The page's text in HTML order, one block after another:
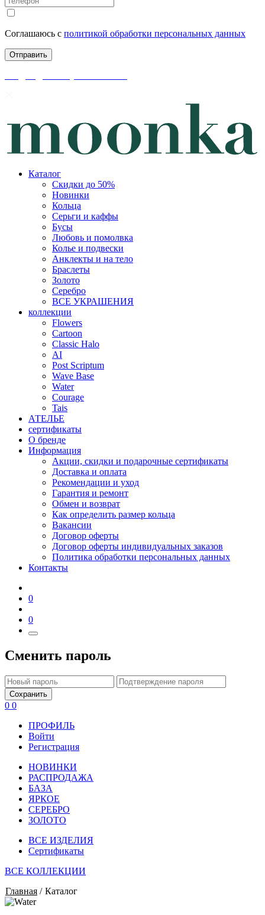
Соглашаюсь с политикой обработки персональных данных
Каталог
Скидки до 50%
Новинки
Кольца
Серьги и каффы
Бусы
Любовь и помолвка
Колье и подвески
Анклекты и на тело
Браслеты
Золото
Серебро
ВСЕ УКРАШЕНИЯ
коллекции
Flowers
Cartoon
Classic Halo
AI
Post Scriptum
Wave Base
Water
Courage
Tais
АТЕЛЬЕ
сертификаты
О бренде
Информация
Акции, скидки и подарочные сертификаты
Доставка и оплата
Рекомендации и уход
Гарантия и ремонт
Обмен и возврат
Как определить размер кольца
Вакансии
Договор оферты
Договор оферты индивидуальных заказов
Политика обработки персональных данных
Контакты
0
0
Сменить пароль
Сохранить
0 0
ПРОФИЛЬ
Войти
Регистрация
НОВИНКИ
РАСПРОДАЖА
БАЗА
ЯРКОЕ
СЕРЕБРО
ЗОЛОТО
ВСЕ ИЗДЕЛИЯ
Сертификаты
ВСЕ КОЛЛЕКЦИИ
Главная / Каталог